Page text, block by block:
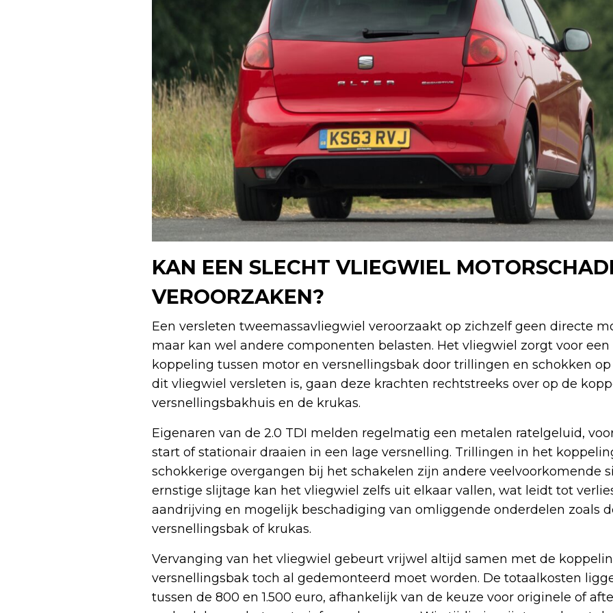
KAN EEN SLECHT VLIEGWIEL
VEROORZAKEN?
Een versleten tweemassavliegwiel veroorzaakt op zichzelf geen directe
maar kan wel andere componenten belasten. Het vliegwiel zorgt voor een
koppeling tussen motor en versnellingsbak door trillingen en schokken op
dit vliegwiel versleten is, gaan deze krachten rechtstreeks over op de
versnellingsbakhuis en de krukas.
Eigenaren van de 2.0 TDI melden regelmatig een metalen ratelgeluid,
start of stationair draaien in een lage versnelling. Trillingen in het
schokkerige overgangen bij het schakelen zijn andere veelvoorkomende
ernstige slijtage kan het vliegwiel zelfs uit elkaar vallen, wat leidt tot
aandrijving en mogelijk beschadiging van omliggende onderdelen zoals
versnellingsbak of krukas.
Vervanging van het vliegwiel gebeurt vrijwel altijd samen met de
versnellingsbak toch al gedemonteerd moet worden. De totaalkosten
tussen de 800 en 1.500 euro, afhankelijk van de keuze voor originele of